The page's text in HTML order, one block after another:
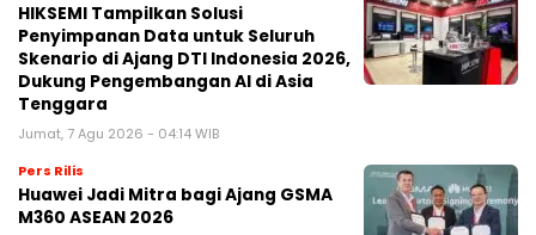
HIKSEMI Tampilkan Solusi
Penyimpanan Data untuk Seluruh
Skenario di Ajang DTI Indonesia 2026,
Dukung Pengembangan AI di Asia
Tenggara
Jumat, 7 Agu 2026 - 04:14 WIB
Pers Rilis
Huawei Jadi Mitra bagi Ajang GSMA
M360 ASEAN 2026